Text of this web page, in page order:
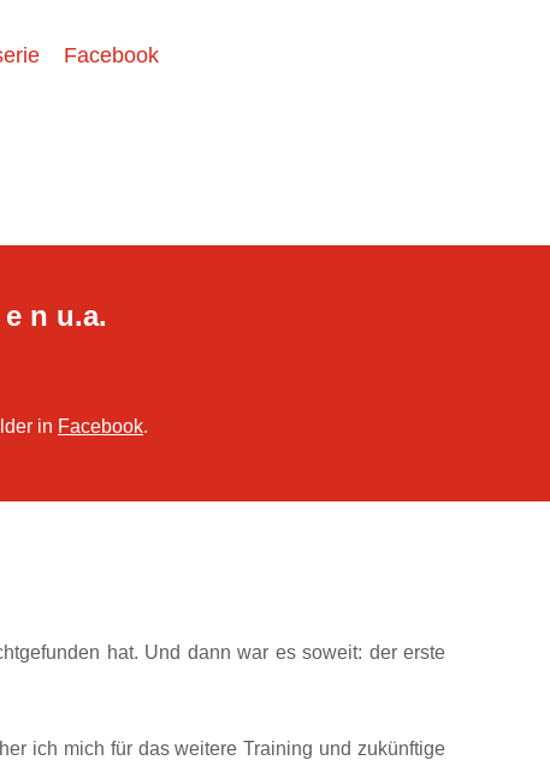
Facebook
n u.a.
in Facebook.
hat. Und dann war es soweit: der erste
ich mich für das weitere Training und zukünftige